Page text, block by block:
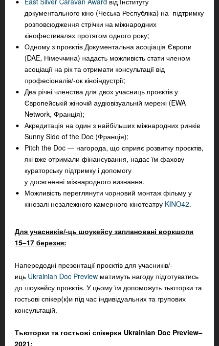
документального кіно (Чеська Республіка) на підтримку
розповсюдження стрічки на міжнародних
кінофестивалях протягом одного року;
Одному з проєктів Документальна асоціація Європи
(DAE, Німеччина) надасть можливість стати членом
асоціації на рік та отримати консультації від
професіоналів/-ок кіноіндустрії;
Два річні членства для двох учасниць проєктів у
Європейській жіночій аудіовізуальній мережі (EWA
Network, Франція);
Акредитація на один з найбільших міжнародних ринків
Sunny Side of the Doc (Франція);
Pitch the Doc — нагорода, що сприяє розвитку проєктів,
які вже отримали фінансування, надає їм фахову
кураторську підтримку і допомогу
у досягненні міжнародного визнання.
Можливість переглянути чорновий монтаж фільму у
кінозалі незалежного камерного кінотеатру KINO42.
Для учасників/-ць шоукейсу заплановані воркшопи
15–17 березня:
Напередодні презентації проєктів для учасників/-
иць Ukrainian Doc Preview матимуть нагоду підготуватись
до шоукейсу проєктів. У цьому їм допоможуть тьюторки та
гостьові спікер(к)и під час індивідуальних та групових
консультацій.
Тьюторки та гостьові спікерки Ukrainian Doc Preview–
2021: